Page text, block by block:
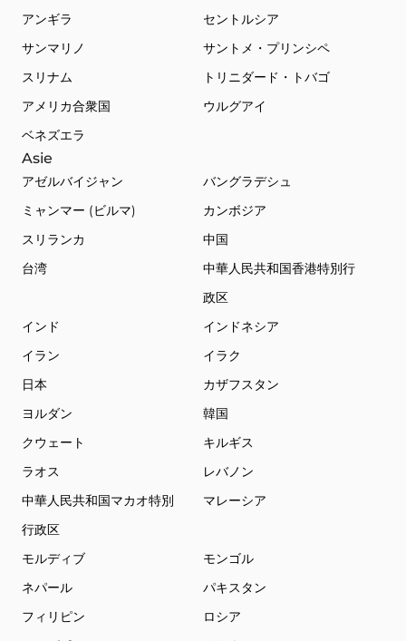
アンギラ
セントルシア
サンマリノ
サントメ・プリンシペ
スリナム
トリニダード・トバゴ
アメリカ合衆国
ウルグアイ
ベネズエラ
Asie
アゼルバイジャン
バングラデシュ
ミャンマー (ビルマ)
カンボジア
スリランカ
中国
台湾
中華人民共和国香港特別行
政区
インド
インドネシア
イラン
イラク
日本
カザフスタン
ヨルダン
韓国
クウェート
キルギス
ラオス
レバノン
中華人民共和国マカオ特別
行政区
マレーシア
モルディブ
モンゴル
ネパール
パキスタン
フィリピン
ロシア